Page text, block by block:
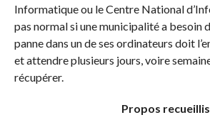
Informatique ou le Centre National
pas normal si une municipalité a besoin
panne dans un de ses ordinateurs doit
et attendre plusieurs jours, voire
récupérer.
Propos